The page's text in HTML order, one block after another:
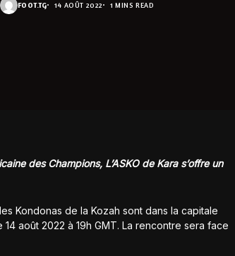
FOOT.TG 14 AOÛT 2022 1 MINS READ
des Champions, L’ASKO de Kara s’offre un
Kondonas de la Kozah sont dans la capitale
août 2022 à 19h GMT. La rencontre sera face